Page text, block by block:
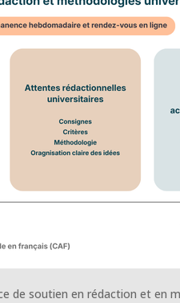
de soutien en rédaction et